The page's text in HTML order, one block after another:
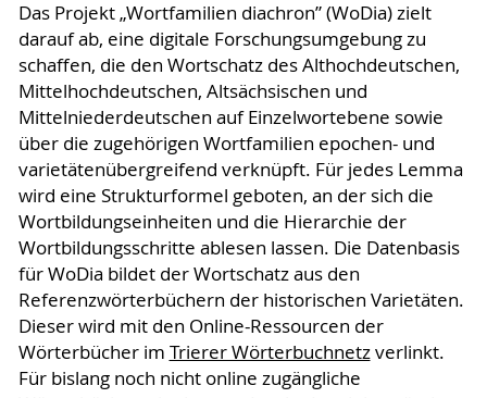
Das Projekt „Wortfamilien diachron” (WoDia) zielt
darauf ab, eine digitale Forschungsumgebung zu
schaffen, die den Wortschatz des Althochdeutschen,
Mittelhochdeutschen, Altsächsischen und
Mittelniederdeutschen auf Einzelwortebene sowie
über die zugehörigen Wortfamilien epochen- und
varietätenübergreifend verknüpft. Für jedes Lemma
wird eine Strukturformel geboten, an der sich die
Wortbildungseinheiten und die Hierarchie der
Wortbildungsschritte ablesen lassen. Die Datenbasis
für WoDia bildet der Wortschatz aus den
Referenzwörterbüchern der historischen Varietäten.
Dieser wird mit den Online-Ressourcen der
Wörterbücher im Trierer Wörterbuchnetzverlinkt.
Für bislang noch nicht online zugängliche